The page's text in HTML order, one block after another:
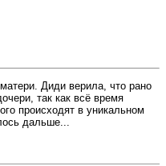
Диди верила, что рано
так как всё время
происходят в уникальном
дальше...